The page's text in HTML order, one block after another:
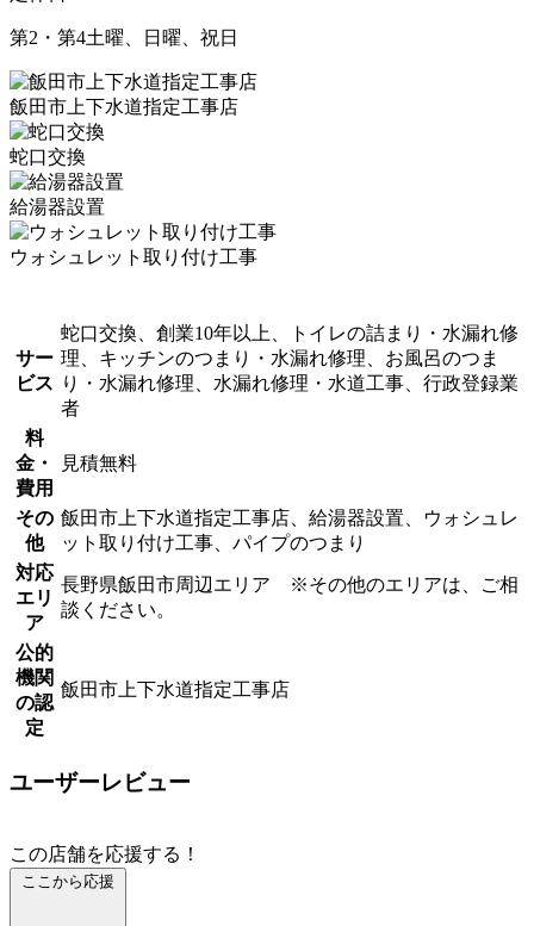
第2・第4土曜、日曜、祝日
飯田市上下水道指定工事店
蛇口交換
給湯器設置
ウォシュレット取り付け工事
サー
ビス
蛇口交換、創業10年以上、トイレの詰まり・水漏れ修
理、キッチンのつまり・水漏れ修理、お風呂のつま
り・水漏れ修理、水漏れ修理・水道工事、行政登録業
者
料
金・
費用
見積無料
その
他
飯田市上下水道指定工事店、給湯器設置、ウォシュレ
ット取り付け工事、パイプのつまり
対応
エリ
ア
長野県飯田市周辺エリア ※その他のエリアは、ご相
談ください。
公的
機関
の認
定
飯田市上下水道指定工事店
ユーザーレビュー
この店舗を応援する！
ここから応援